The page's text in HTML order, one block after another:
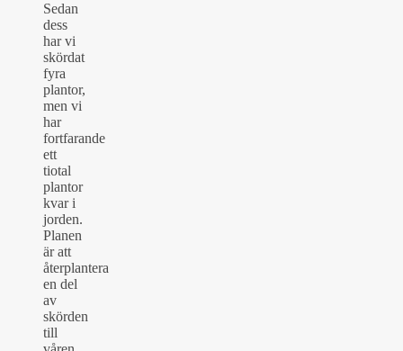
Sedan
dess
har vi
skördat
fyra
plantor,
men vi
har
fortfarande
ett
tiotal
plantor
kvar i
jorden.
Planen
är att
återplantera
en del
av
skörden
till